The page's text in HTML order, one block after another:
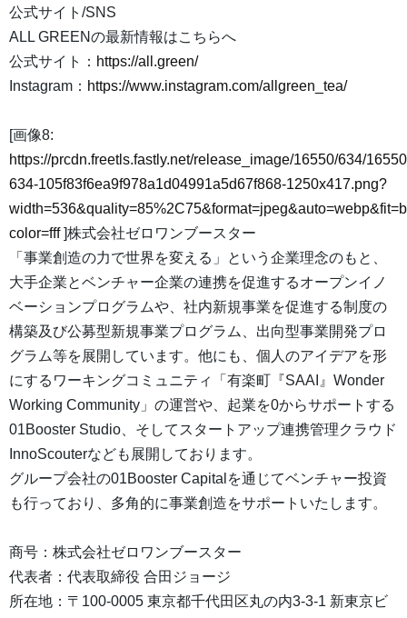
公式サイト/SNS
ALL GREENの最新情報はこちらへ
公式サイト： https://all.green/
Instagram： https://www.instagram.com/allgreen_tea/
[画像8:
https://prcdn.freetls.fastly.net/release_image/16550/634/
634-105f83f6ea9f978a1d04991a5d67f868-1250x417.png?
color=fff]株式会社ゼロワンブースター
「事業創造の力で世界を変える」という企業理念のもと、
大手企業とベンチャー企業の連携を促進するオープンイノ
ベーションプログラムや、社内新規事業を促進する制度の
構築及び公募型新規事業プログラム、出向型事業開発プロ
グラム等を展開しています。他にも、個人のアイデアを形
にするワーキングコミュニティ「有楽町『SAAI』Wonder
Working Community」の運営や、起業を0からサポートする
01Booster Studio、そしてスタートアップ連携管理クラウド
InnoScouterなども展開しております。
グループ会社の01Booster Capitalを通じてベンチャー投資
も行っており、多角的に事業創造をサポートいたします。
商号：株式会社ゼロワンブースター
代表者：代表取締役 合田ジョージ
所在地：〒100-0005 東京都千代田区丸の内3-3-1 新東京ビ